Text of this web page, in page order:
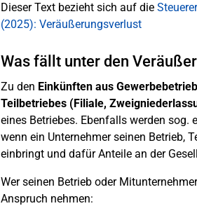
Dieser Text bezieht sich auf die
(2025): Veräußerungsverlust
Was fällt unter den
Zu den Einkünften aus Gewerbebetrieb
Teilbetriebes (Filiale,
eines Betriebes. Ebenfalls werden
wenn ein Unternehmer seinen Betrieb,
einbringt und dafür Anteile an der
Wer seinen Betrieb oder
Anspruch nehmen: